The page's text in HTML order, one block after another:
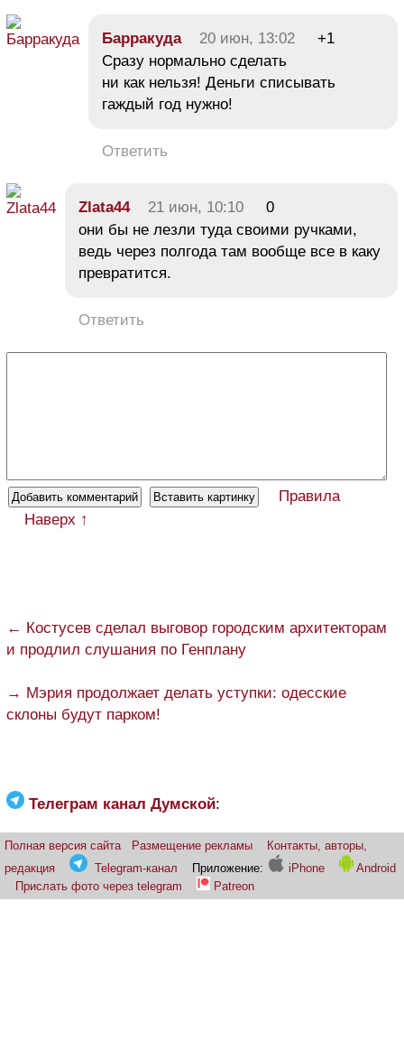
Барракуда 20 июн, 13:02
+1
Сразу нормально сделать
ни как нельзя! Деньги списывать
гаждый год нужно!
Ответить
Zlata44 21 июн, 10:10
0
они бы не лезли туда своими ручками,
ведь через полгода там вообще все в каку
превратится.
Ответить
Правила
Наверх ↑
← Костусев сделал выговор городским архитекторам
и продлил слушания по Генплану
→ Мэрия продолжает делать уступки: одесские
склоны будут парком!
Телеграм канал Думской:
Полная версия сайта Размещение рекламы
Контакты, авторы,
редакция
Telegram-канал Приложение: iPhone
Android
Прислать фото через telegram
Patreon